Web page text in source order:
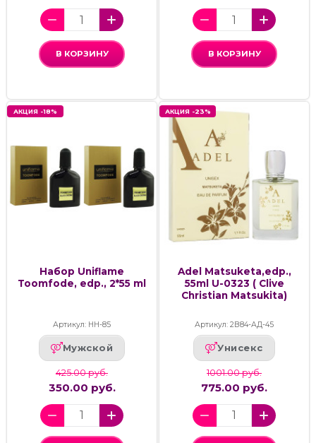
В КОРЗИНУ В КОРЗИНУ
АКЦИЯ -18%
Набор Uniflame
Toomfode, edp., 2*55 ml
Артикул: НН-85
Мужской
425.00 руб.
350.00 руб.
АКЦИЯ -23%
Adel Matsuketa,edp.,
55ml U-0323 ( Clive
Christian Matsukita)
Артикул: 2В84-АД-45
Унисекс
1001.00 руб.
775.00 руб.